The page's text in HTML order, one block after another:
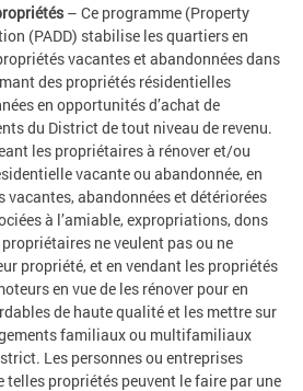
– Ce programme (Property
(PADD) stabilise les quartiers en
vacantes et abandonnées dans
des propriétés résidentielles
en opportunités d’achat de
du District de tout niveau de revenu.
les propriétaires à rénover et/ou
vacante ou abandonnée, en
vacantes, abandonnées et détériorées
à l’amiable, expropriations, dons
ne veulent pas ou ne
propriété, et en vendant les propriétés
en vue de les rénover pour en
de haute qualité et les mettre sur
familiaux ou multifamiliaux
Les personnes ou entreprises
telles propriétés peuvent le faire par une